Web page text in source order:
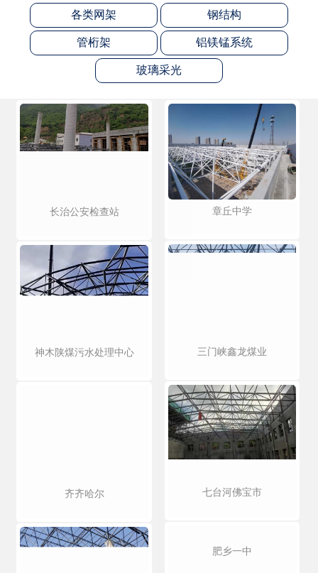
各类网架 钢结构
管桁架 铝镁锰系统
玻璃采光
长治公安检查站
神木陕煤污水处理中心
齐齐哈尔
章丘中学
三门峡鑫龙煤业
七台河佛宝市
肥乡一中